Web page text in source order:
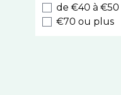
Cinq sur Cinq
de €40 à €50
€70 ou plus